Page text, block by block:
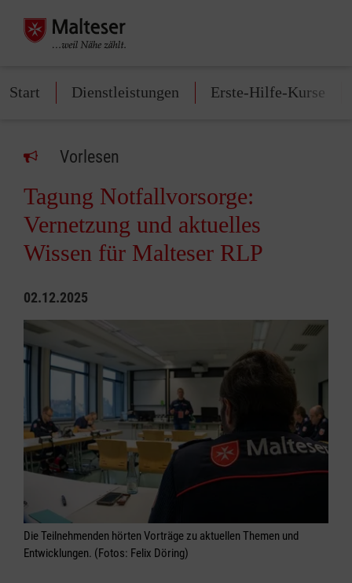
Start Dienstleistungen Erste-Hilfe-Kurse
Vorlesen
Tagung Notfallvorsorge:
Vernetzung und aktuelles
Wissen für Malteser RLP
02.12.2025
Die Teilnehmenden hörten Vorträge zu aktuellen Themen und
Entwicklungen. (Fotos: Felix Döring)